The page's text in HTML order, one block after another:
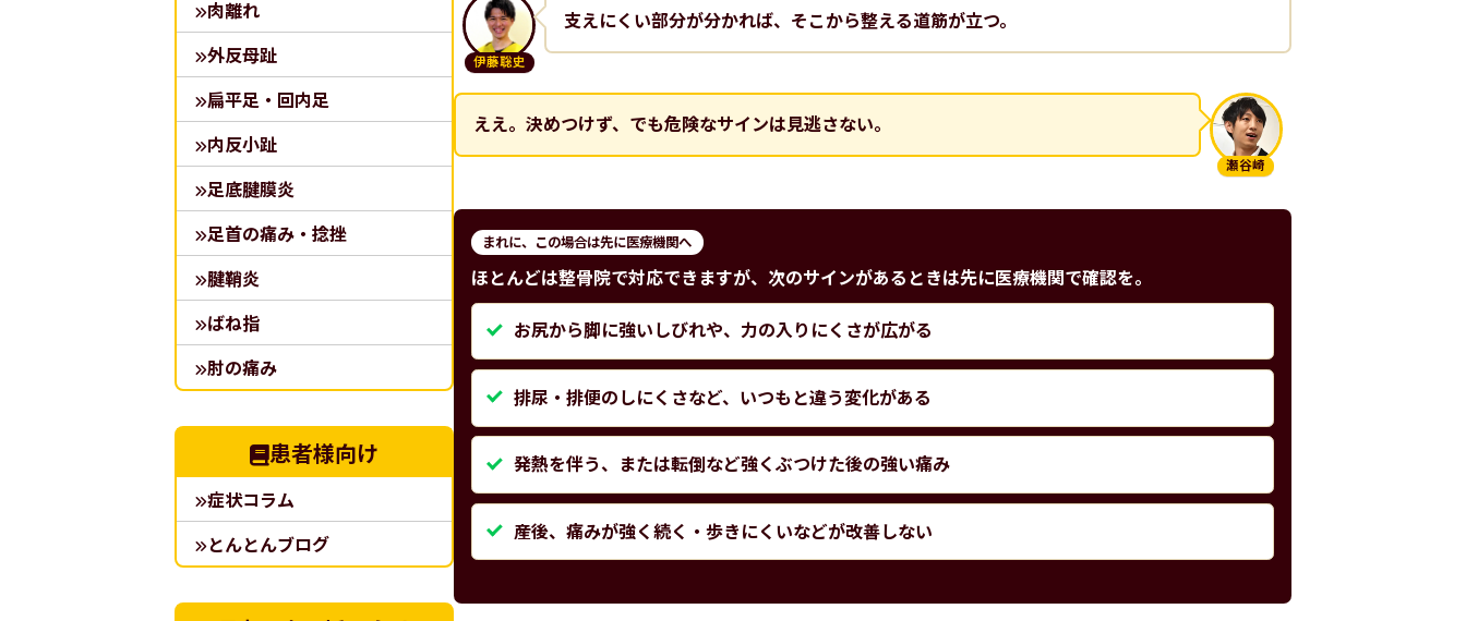
肉離れ
外反母趾
扁平足・回内足
内反小趾
足底腱膜炎
足首の痛み・捻挫
腱鞘炎
ばね指
肘の痛み
患者様向け
症状コラム
とんとんブログ
伊藤聡史
支えにくい部分が分かれば、そこから整える道筋が立つ。
瀬谷崎
ええ。決めつけず、でも危険なサインは見逃さない。
まれに、この場合は先に医療機関へ
ほとんどは整骨院で対応できますが、次のサインがあるときは先に医療機関で確認を。
お尻から脚に強いしびれや、力の入りにくさが広がる
排尿・排便のしにくさなど、いつもと違う変化がある
発熱を伴う、または転倒など強くぶつけた後の強い痛み
産後、痛みが強く続く・歩きにくいなどが改善しない